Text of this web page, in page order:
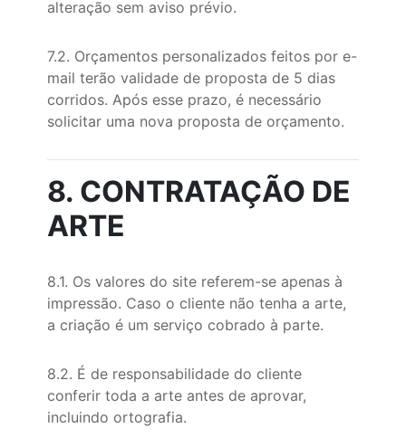
alteração sem aviso prévio.
7.2. Orçamentos personalizados feitos por e-
mail terão validade de proposta de 5 dias
corridos. Após esse prazo, é necessário
solicitar uma nova proposta de orçamento.
8. CONTRATAÇÃO DE
ARTE
8.1. Os valores do site referem-se apenas à
impressão. Caso o cliente não tenha a arte,
a criação é um serviço cobrado à parte.
8.2. É de responsabilidade do cliente
conferir toda a arte antes de aprovar,
incluindo ortografia.